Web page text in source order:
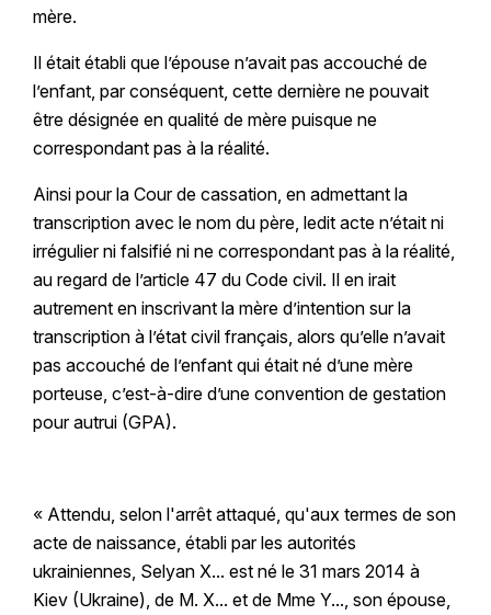
mère.
Il était établi que l’épouse n’avait pas accouché de
l’enfant, par conséquent, cette dernière ne pouvait
être désignée en qualité de mère puisque ne
correspondant pas à la réalité.
Ainsi pour la Cour de cassation, en admettant la
transcription avec le nom du père, ledit acte n’était ni
irrégulier ni falsifié ni ne correspondant pas à la réalité,
au regard de l’article 47 du Code civil. Il en irait
autrement en inscrivant la mère d’intention sur la
transcription à l’état civil français, alors qu’elle n’avait
pas accouché de l’enfant qui était né d’une mère
porteuse, c’est-à-dire d’une convention de gestation
pour autrui (GPA).
« Attendu, selon l'arrêt attaqué, qu'aux termes de son
acte de naissance, établi par les autorités
ukrainiennes, Selyan X... est né le 31 mars 2014 à
Kiev (Ukraine), de M. X... et de Mme Y..., son épouse,